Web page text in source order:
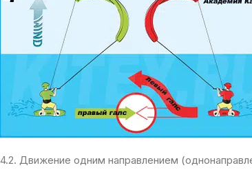
4.2. Движение одним направлением